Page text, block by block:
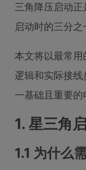
三角降压启动
启动时的三分之
本文将以最常
逻辑和实际接
一基础且重要的
1. 星三角
1.1 为什么